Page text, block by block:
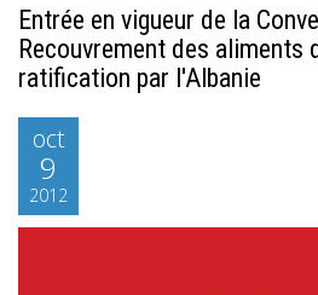
Entrée en vigueur de la
Recouvrement des aliments
ratification par l'Albanie
oct
9
2012